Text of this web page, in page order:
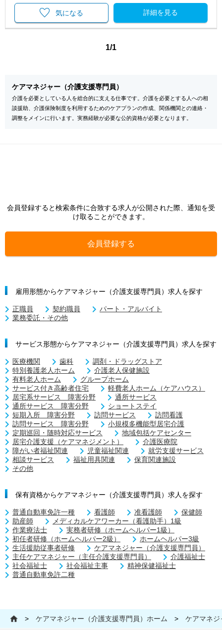
詳細を見る
気になる
1/1
ケアマネジャー（介護支援専門員）
介護を必要としている人を総合的に支える仕事です。介護を必要とする人への相
談援助、介護保険制度を利用するためのケアプランの作成、関係機関との連絡・
調整をメインに行います。実務経験が必要な公的資格が必要となります。
会員登録すると検索条件に合致する求人が公開された際、通知を受
け取ることができます。
会員登録する
雇用形態からケアマネジャー（介護支援専門員）求人を探す
正職員 契約職員
パート・アルバイト
業務委託・その他
サービス形態からケアマネジャー（介護支援専門員）求人を探す
医療機関 歯科
調剤・ドラッグストア
特別養護老人ホーム
介護老人保健施設
有料老人ホーム
グループホーム
サービス付き高齢者住宅
軽費老人ホーム（ケアハウス）
居宅系サービス 障害分野
通所サービス
通所サービス 障害分野
ショートステイ
短期入所 障害分野
訪問サービス
訪問看護
訪問サービス 障害分野
小規模多機能型居宅介護
定期巡回・随時対応サービス
地域包括ケアセンター
居宅介護支援（ケアマネジメント）
介護医療院
障がい者福祉関連
児童福祉関連
就労支援サービス
相談サービス
福祉用具関連
保育関連施設
その他
保有資格からケアマネジャー（介護支援専門員）求人を探す
普通自動車免許一種 看護師 准看護師
保健師
助産師
メディカルケアワーカー（看護助手）1級
作業療法士
実務者研修（ホームヘルパー1級）
初任者研修（ホームヘルパー2級）
ホームヘルパー3級
生活援助従事者研修
ケアマネジャー（介護支援専門員）
主任ケアマネジャー（主任介護支援専門員）
介護福祉士
社会福祉士
社会福祉主事
精神保健福祉士
普通自動車免許二種
> ケアマネジャー（介護支援専門員）ホーム > ケアマネジ